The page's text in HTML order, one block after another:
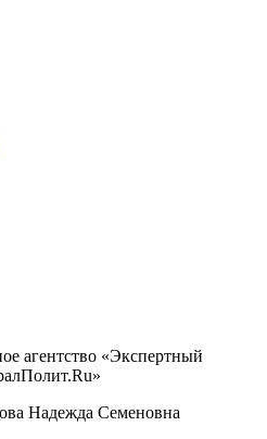
агентство «Экспертный
Надежда Семеновна